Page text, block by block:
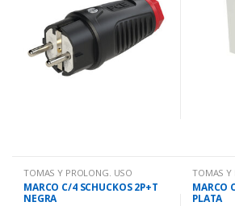
TOMAS Y PROLONG. USO
DOMESTICO
MARCO C/4 SCHUCKOS 2P+T
NEGRA
TOMAS Y
MARCO
PLATA